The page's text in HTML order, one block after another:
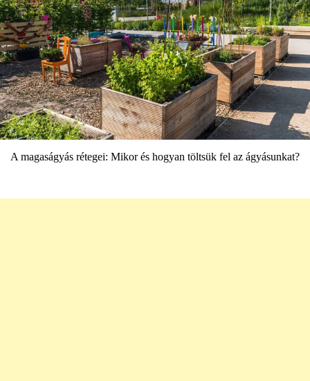
A magaságyás rétegei: Mikor és hogyan töltsük fel az ágyásunkat?